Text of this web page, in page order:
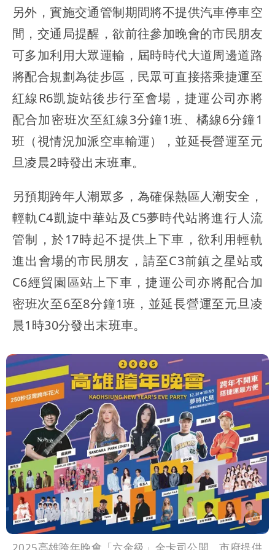
另外，實施交通管制期間將不提供汽車停車空
間，交通局提醒，欲前往參加晚會的市民朋友
可多加利用大眾運輸，屆時時代大道周邊道路
將配合規劃為徒步區，民眾可直接搭乘捷運至
紅線R6凱旋站後步行至會場，捷運公司亦將
配合加密班次至紅線3分鐘1班、橘線6分鐘1
班（視情況加派空車輸運），並延長營運至元
旦凌晨2時發出末班車。
另預期跨年人潮眾多，為確保熱區人潮安全，
輕軌C4凱旋中華站及C5夢時代站將進行人流
管制，於17時起不提供上下車，欲利用輕軌
進出會場的市民朋友，請至C3前鎮之星站或
C6經貿園區站上下車，捷運公司亦將配合加
密班次至6至8分鐘1班，並延長營運至元旦凌
晨1時30分發出末班車。